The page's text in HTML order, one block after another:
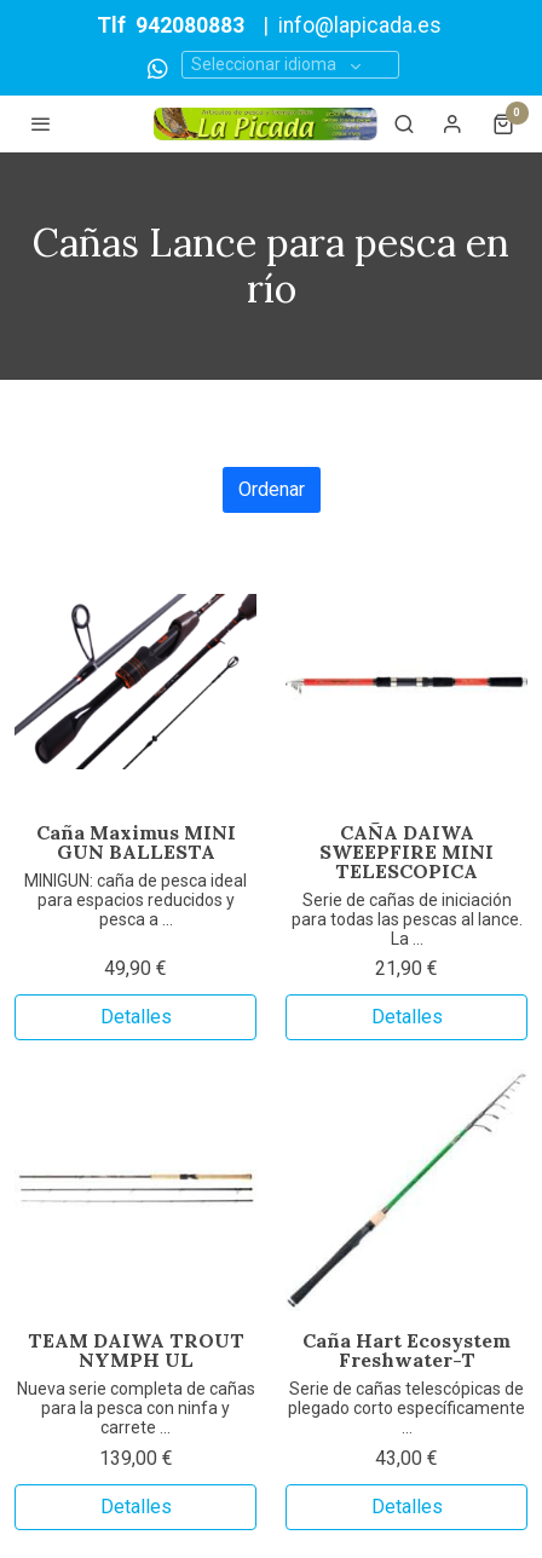
Tlf 942080883 info@lapicada.es
Seleccionar idioma
0
Cañas Lance para pesca en
río
Ordenar
Caña Maximus MINI
GUN BALLESTA
MINIGUN: caña de pesca ideal
para espacios reducidos y
pesca a ...
49,90 €
Detalles
CAÑA DAIWA
SWEEPFIRE MINI
TELESCOPICA
Serie de cañas de iniciación
para todas las pescas al lance.
La ...
21,90 €
Detalles
TEAM DAIWA TROUT
NYMPH UL
Nueva serie completa de cañas
para la pesca con ninfa y
carrete ...
139,00 €
Detalles
Caña Hart Ecosystem
Freshwater-T
Serie de cañas telescópicas de
plegado corto específicamente
...
43,00 €
Detalles